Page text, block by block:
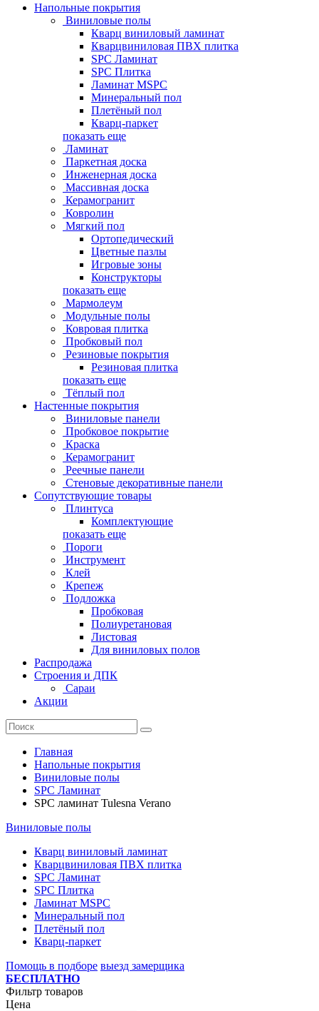
Напольные покрытия
Виниловые полы
Кварц виниловый ламинат
Кварцвиниловая ПВХ плитка
SPC Ламинат
SPC Плитка
Ламинат MSPC
Минеральный пол
Плетёный пол
Кварц-паркет
показать еще
Ламинат
Паркетная доска
Инженерная доска
Массивная доска
Керамогранит
Ковролин
Мягкий пол
Ортопедический
Цветные пазлы
Игровые зоны
Конструкторы
показать еще
Мармолеум
Модульные полы
Ковровая плитка
Пробковый пол
Резиновые покрытия
Резиновая плитка
показать еще
Тёплый пол
Настенные покрытия
Виниловые панели
Пробковое покрытие
Краска
Керамогранит
Реечные панели
Стеновые декоративные панели
Сопутствующие товары
Плинтуса
Комплектующие
показать еще
Пороги
Инструмент
Клей
Крепеж
Подложка
Пробковая
Полиуретановая
Листовая
Для виниловых полов
Распродажа
Строения и ДПК
Сараи
Акции
Главная
Напольные покрытия
Виниловые полы
SPC Ламинат
SPC ламинат Tulesna Verano
Виниловые полы
Кварц виниловый ламинат
Кварцвиниловая ПВХ плитка
SPC Ламинат
SPC Плитка
Ламинат MSPC
Минеральный пол
Плетёный пол
Кварц-паркет
Помощь в подборе выезд замерщика
БЕСПЛАТНО
Фильтр товаров
Цена